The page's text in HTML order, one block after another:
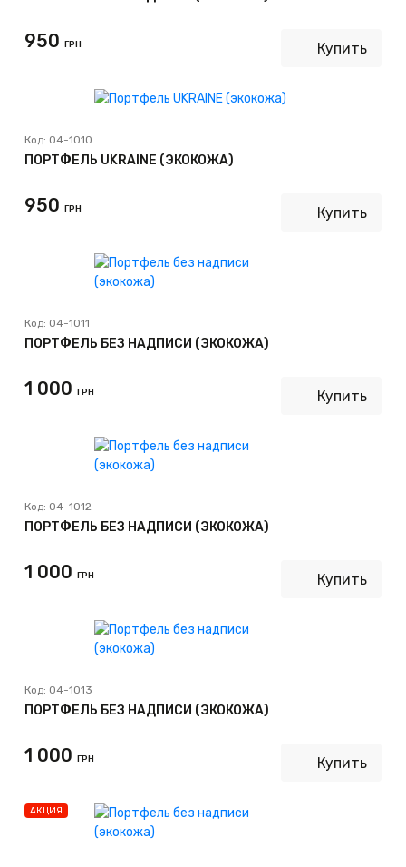
950 ГРН Купить
Код: 04-1010
ПОРТФЕЛЬ UKRAINE (ЭКОКОЖА)
950 ГРН Купить
Код: 04-1011
ПОРТФЕЛЬ БЕЗ НАДПИСИ (ЭКОКОЖА)
1 000 ГРН Купить
Код: 04-1012
ПОРТФЕЛЬ БЕЗ НАДПИСИ (ЭКОКОЖА)
1 000 ГРН Купить
Код: 04-1013
ПОРТФЕЛЬ БЕЗ НАДПИСИ (ЭКОКОЖА)
1 000 ГРН Купить
АКЦИЯ